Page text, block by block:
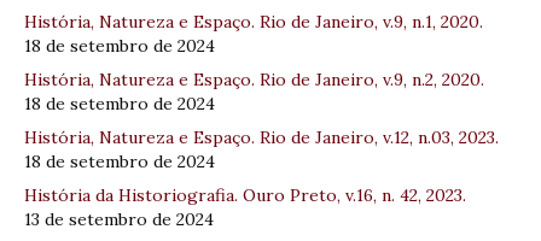
História, Natureza e Espaço. Rio de Janeiro, v.9, n.1, 2020.
18 de setembro de 2024
História, Natureza e Espaço. Rio de Janeiro, v.9, n.2, 2020.
18 de setembro de 2024
História, Natureza e Espaço. Rio de Janeiro, v.12, n.03, 2023.
18 de setembro de 2024
História da Historiografia. Ouro Preto, v.16, n. 42, 2023.
13 de setembro de 2024